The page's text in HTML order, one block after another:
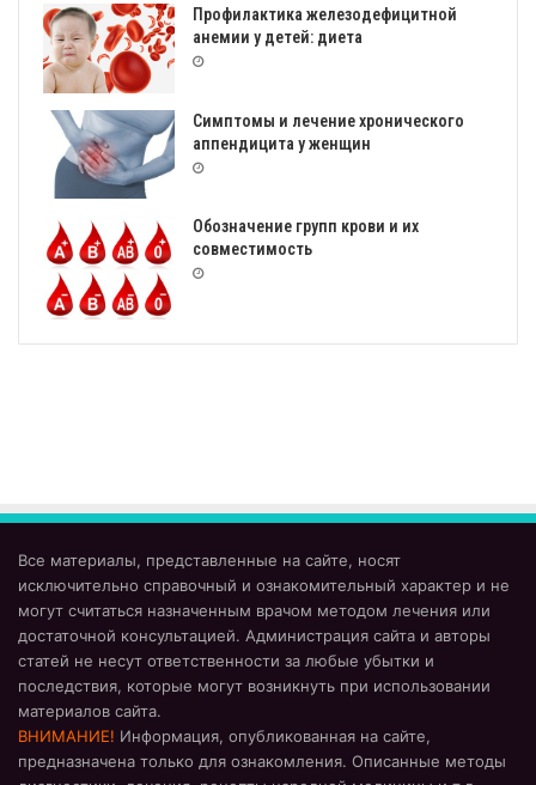
Профилактика железодефицитной
анемии у детей: диета
Симптомы и лечение хронического
аппендицита у женщин
Обозначение групп крови и их
совместимость
Все материалы, представленные на сайте, носят
исключительно справочный и ознакомительный характер и не
могут считаться назначенным врачом методом лечения или
достаточной консультацией. Администрация сайта и авторы
статей не несут ответственности за любые убытки и
последствия, которые могут возникнуть при использовании
материалов сайта.
ВНИМАНИЕ! Информация, опубликованная на сайте,
предназначена только для ознакомления. Описанные методы